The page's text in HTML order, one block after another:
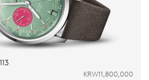
KRW11,800,000